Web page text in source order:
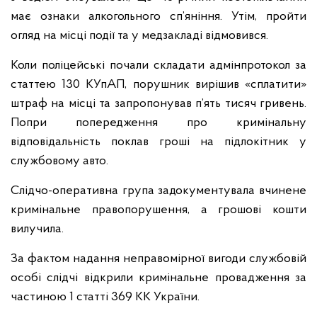
має ознаки алкогольного сп’яніння. Утім, пройти
огляд на місці події та у медзакладі відмовився.
Коли поліцейські почали складати адмінпротокол за
статтею 130 КУпАП, порушник вирішив «сплатити»
штраф на місці та запропонував п’ять тисяч гривень.
Попри попередження про кримінальну
відповідальність поклав гроші на підлокітник у
службовому авто.
Слідчо-оперативна група задокументувала вчинене
кримінальне правопорушення, а грошові кошти
вилучила.
За фактом надання неправомірної вигоди службовій
особі слідчі відкрили кримінальне провадження за
частиною 1 статті 369 КК України.